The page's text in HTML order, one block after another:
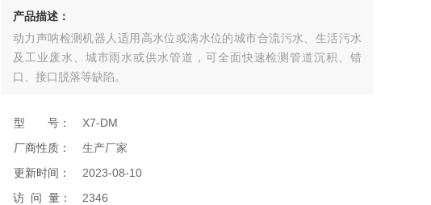
产品描述：
动力声呐检测机器人适用高水位或满水位的城市合流污水、生活污水
及工业废水、城市雨水或供水管道，可全面快速检测管道沉积、错
口、接口脱落等缺陷。
型 号：
X7-DM
厂商性质：
生产厂家
更新时间：
2023-08-10
访 问 量：
2346